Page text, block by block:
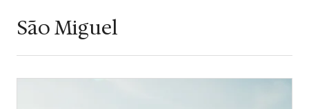
São Miguel